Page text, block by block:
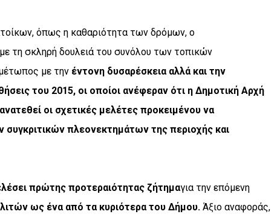
όπως η καθαριότητα των δρόμων, ο
τη σκληρή δουλειά του συνόλου των τοπικών
με την έντονη δυσαρέσκεια αλλά και την
του 2015, οι οποίοι ανέφεραν ότι η Δημοτική Αρχή
οι σχετικές μελέτες προκειμένου να
συγκριτικών πλεονεκτημάτων της περιοχής και
πρώτης προτεραιότητας ζήτημαγια την επόμενη
ως ένα από τα κυριότερα του Δήμου. Άξιο αναφοράς,